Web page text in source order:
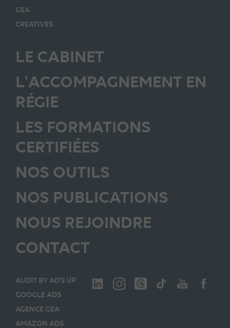
GEA
CREATIVES
LE CABINET
L'ACCOMPAGNEMENT EN
RÉGIE
LES FORMATIONS
CERTIFIÉES
NOS OUTILS
NOS PUBLICATIONS
NOUS REJOINDRE
CONTACT
AUDIT BY AD’S UP
GOOGLE ADS
AGENCE GEA
AMAZON ADS